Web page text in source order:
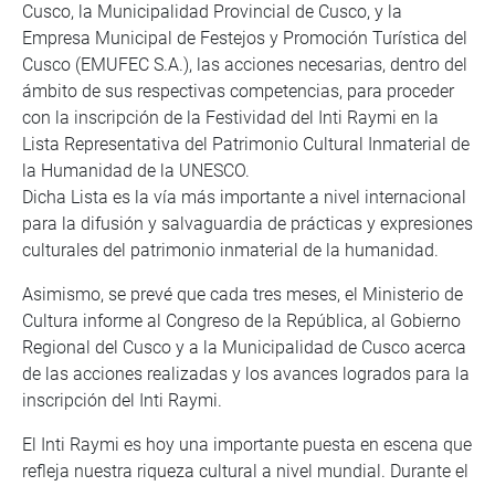
Cusco, la Municipalidad Provincial de Cusco, y la
Empresa Municipal de Festejos y Promoción Turística del
Cusco (EMUFEC S.A.), las acciones necesarias, dentro del
ámbito de sus respectivas competencias, para proceder
con la inscripción de la Festividad del Inti Raymi en la
Lista Representativa del Patrimonio Cultural Inmaterial de
la Humanidad de la UNESCO.
Dicha Lista es la vía más importante a nivel internacional
para la difusión y salvaguardia de prácticas y expresiones
culturales del patrimonio inmaterial de la humanidad.
Asimismo, se prevé que cada tres meses, el Ministerio de
Cultura informe al Congreso de la República, al Gobierno
Regional del Cusco y a la Municipalidad de Cusco acerca
de las acciones realizadas y los avances logrados para la
inscripción del Inti Raymi.
El Inti Raymi es hoy una importante puesta en escena que
refleja nuestra riqueza cultural a nivel mundial. Durante el